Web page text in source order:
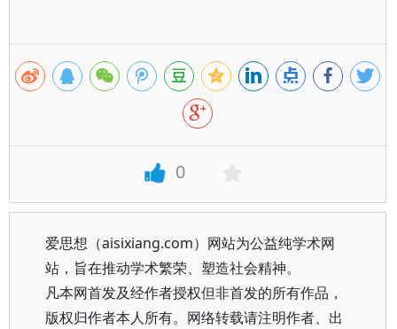
0
爱思想（aisixiang.com）网站为公益纯学术网
站，旨在推动学术繁荣、塑造社会精神。
凡本网首发及经作者授权但非首发的所有作品，
版权归作者本人所有。网络转载请注明作者、出